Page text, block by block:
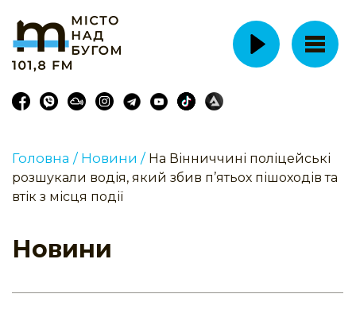
Головна / Новини / На Вінниччині поліцейські
розшукали водія, який збив п’ятьох пішоходів та
втік з місця події
Новини